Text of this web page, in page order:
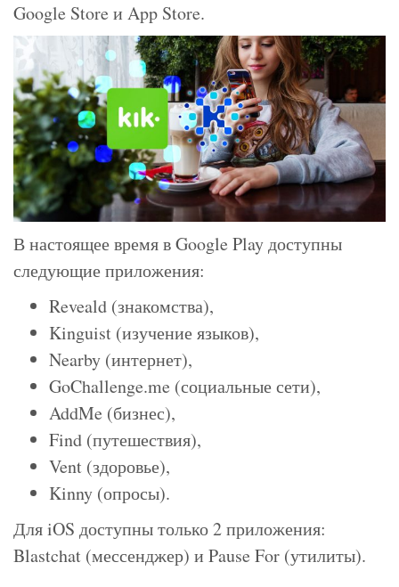
Google Store и App Store.
В настоящее время в Google Play доступны
следующие приложения:
Reveald (знакомства),
Kinguist (изучение языков),
Nearby (интернет),
GoChallenge.me (социальные сети),
AddMe (бизнес),
Find (путешествия),
Vent (здоровье),
Kinny (опросы).
Для iOS доступны только 2 приложения:
Blastchat (мессенджер) и Pause For (утилиты).